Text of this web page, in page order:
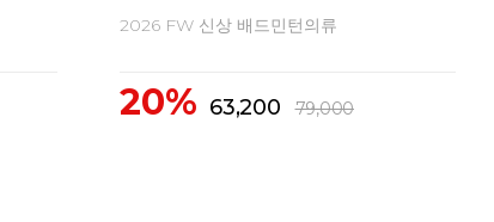
2026 FW 신상 배드민턴의류
출시예정